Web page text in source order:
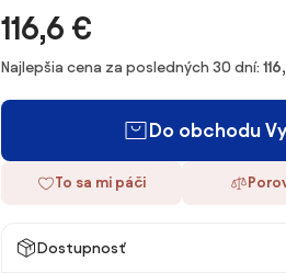
116,6 €
Najlepšia cena za posledných 30 dní:
Do obchodu
To sa mi páči
Dostupnosť